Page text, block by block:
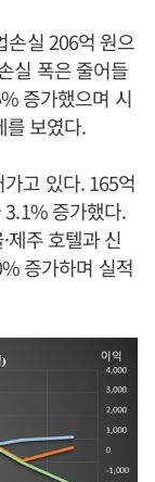
손실 206억 원으
실 폭은 줄어들
증가했으며 시
보였다.
고 있다. 165억
증가했다.
제주 호텔과 신
증가하며 실적